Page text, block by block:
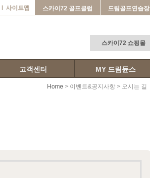
사이트맵 스카이72 골프클럽 드림골프연습장
스카이72 쇼핑몰
고객센터 MY 드림듄스
Home > 이벤트&공지사항 > 오시는 길